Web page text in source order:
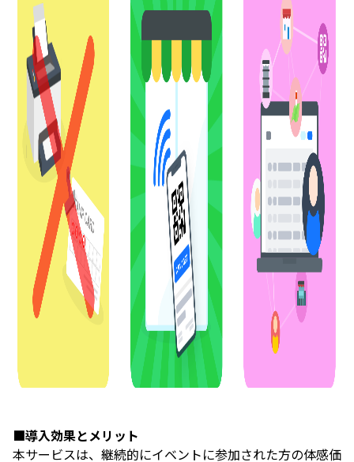
■導入効果とメリット
本サービスは、継続的にイベントに参加された方の体感価